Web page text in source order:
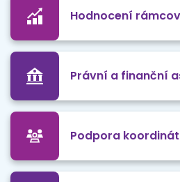
Hodnocení
Právní a finanční
Podpora